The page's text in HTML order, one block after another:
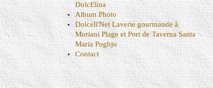
DolcElina
Album Photo
Dolceli'Net Laverie gourmande à
Moriani Plage et Port de Taverna Santa
Maria Poghju
Contact